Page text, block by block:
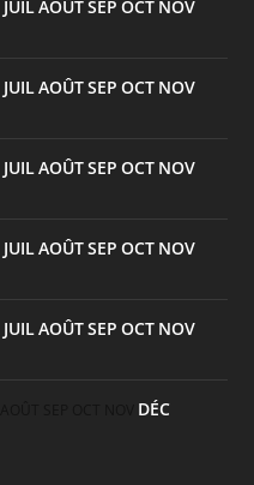
JUIL AOÛTSEP OCT NOV
JUIL AOÛTSEP OCT NOV
JUIL AOÛTSEP OCT NOV
JUIL AOÛTSEP OCT NOV
JUIL AOÛTSEP OCT NOV
DÉC